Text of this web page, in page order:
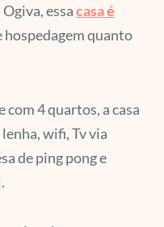
essacasa é
quanto
com 4 quartos, a casa
wifi, Tv via
de ping pong e